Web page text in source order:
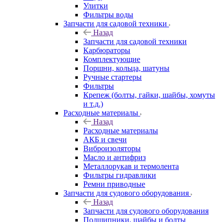
Улитки
Фильтры воды
Запчасти для садовой техники
Назад
Запчасти для садовой техники
Карбюраторы
Комплектующие
Поршни, кольца, шатуны
Ручные стартеры
Фильтры
Крепеж (болты, гайки, шайбы, хомуты
и т.д.)
Расходные материалы
Назад
Расходные материалы
АКБ и свечи
Виброизоляторы
Масло и антифриз
Металлорукав и термолента
Фильтры гидравлики
Ремни приводные
Запчасти для судового оборудования
Назад
Запчасти для судового оборудования
Подшипники, шайбы и болты